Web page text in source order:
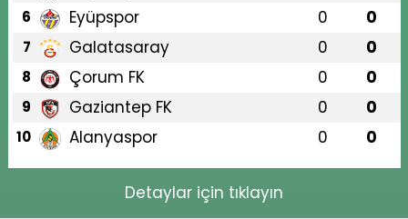
6 Eyüpspor 0 0
7 Galatasaray 0 0
8 Çorum FK 0 0
9 Gaziantep FK 0 0
10 Alanyaspor 0 0
Detaylar için tıklayın